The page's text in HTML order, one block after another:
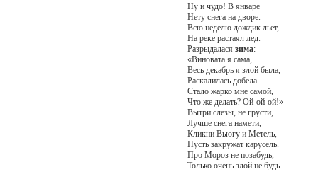
Ну и чудо! В январе
Нету снега на дворе.
Всю неделю дождик льет,
На реке растаял лед.
Разрыдалася зима:
«Виновата я сама,
Весь декабрь я злой была,
Раскалилась добела.
Стало жарко мне самой,
Что же делать? Ой-ой-ой!»
Вытри слезы, не грусти,
Лучше снега намети,
Кликни Вьюгу и Метель,
Пусть закружат карусель.
Про Мороз не позабудь,
Только очень злой не будь.